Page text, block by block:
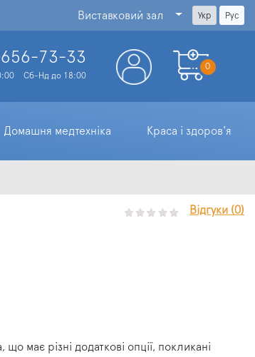
Виставковий зал Укр Рус
656-73-33
Сб-Нд до 18:00
0
Домашня медтехніка Краса і здоров'я
Відгуки (0)
має різні додаткові опції, покликані